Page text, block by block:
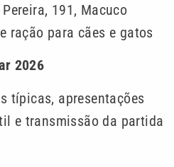
191, Macuco
ração para cães e gatos
2026
típicas, apresentações
e transmissão da partida